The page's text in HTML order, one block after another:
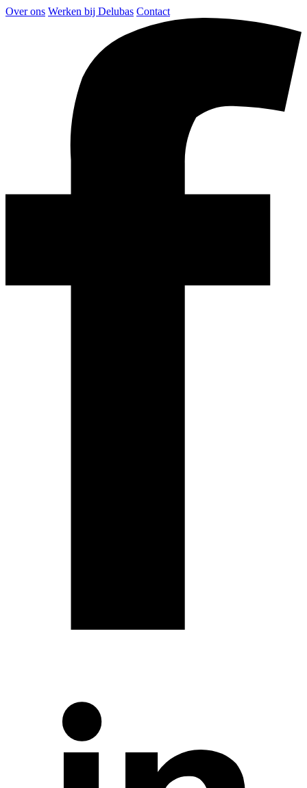
Over ons Werken bij Delubas Contact